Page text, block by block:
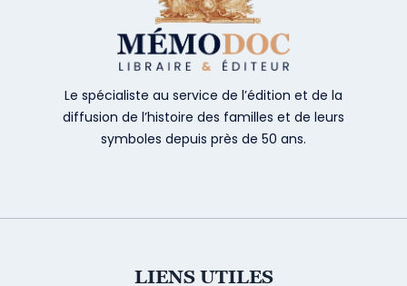
Le spécialiste au service de l’édition et de la
diffusion de l’histoire des familles et de leurs
symboles depuis près de 50 ans.
LIENS UTILES